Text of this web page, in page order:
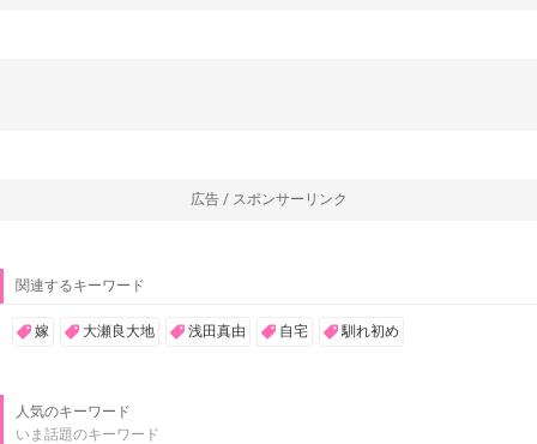
広告 / スポンサーリンク
関連するキーワード
嫁 大瀬良大地 浅田真由 自宅 馴れ初め
人気のキーワード
いま話題のキーワード